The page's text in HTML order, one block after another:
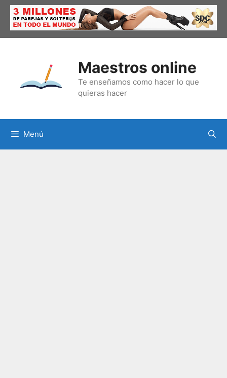
Saltar
contenido
Maestros online
Te enseñamos como hacer lo que
quieras hacer
Menú